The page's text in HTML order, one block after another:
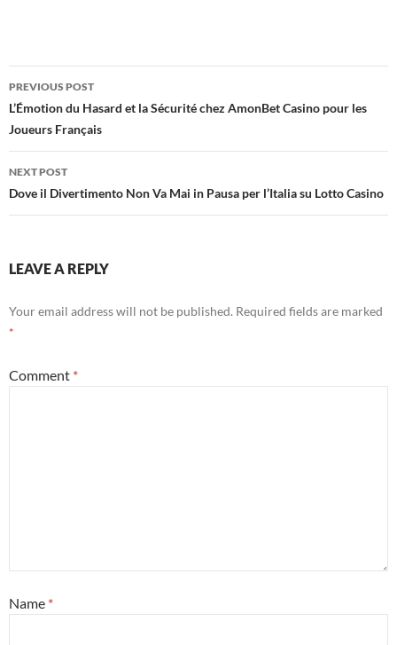
Post
navigation
PREVIOUS POST
L’Émotion du Hasard et la Sécurité chez AmonBet Casino pour les
Joueurs Français
NEXT POST
Dove il Divertimento Non Va Mai in Pausa per l’Italia su Lotto Casino
LEAVE A REPLY
Your email address will not be published. Required fields are marked
*
Comment *
Name *